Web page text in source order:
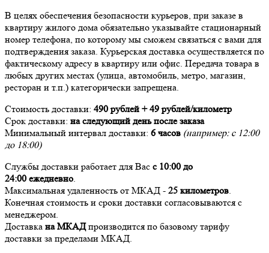
В целях обеспечения безопасности курьеров, при заказе в
квартиру жилого дома обязательно указывайте стационарный
номер телефона, по которому мы сможем связаться с вами для
подтверждения заказа. Курьерская доставка осуществляется по
фактическому адресу в квартиру или офис. Передача товара в
любых других местах (улица, автомобиль, метро, магазин,
ресторан и т.п.) категорически запрещена.
Стоимость доставки: 490 рублей + 49 рублей/километр
Срок доставки: на следующий день после заказа
Минимальный интервал доставки: 6 часов (например: с 12:00
до 18:00)
Службы доставки работает для Вас с 10:00 до
24:00 ежедневно.
Максимальная удаленность от МКАД - 25 километров.
Конечная стоимость и сроки доставки согласовываются с
менеджером.
Доставка на МКАДпроизводится по базовому тарифу
доставки за пределами МКАД.